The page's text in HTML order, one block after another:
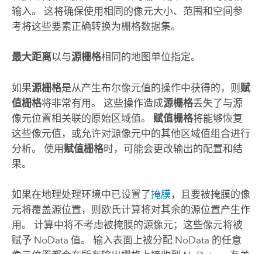
输入。 这将确保使用相同的像元大小、范围和空间参
考将这些要素正确转换为栅格数据集。
最大距离以与源栅格相同的地图单位指定。
如果源栅格是从产生布尔像元值的操作中获得的，则 赋
值栅格将非常有用。 这些操作造成源栅格丢失了与源
像元位置相关联的原始区域值。 赋值栅格将能够恢复
这些像元值，或允许对源像元中的其他区域值组合进行
分析。 使用赋值栅格时，可能会更改输出的配置和结
果。
如果在地理处理环境中已设置了掩膜 ，且要被掩膜的像
元将覆盖源位置，则欧氏计算将对其余的源位置产生作
用。 计算中将不考虑被掩膜的源像元；这些像元将被
赋予 NoData 值。 输入表面上被分配 NoData 的任意